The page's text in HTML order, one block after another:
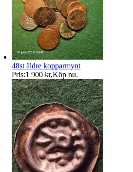
48st äldre kopparmynt
Pris:1 900 kr,Köp nu.